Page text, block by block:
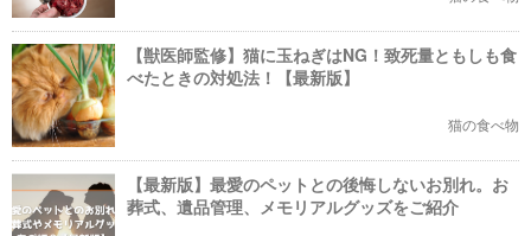
【獣医師監修】猫に玉ねぎはNG！致死量ともしも食
べたときの対処法！【最新版】
猫の食べ物
【最新版】最愛のペットとの後悔しないお別れ。お
葬式、遺品管理、メモリアルグッズをご紹介